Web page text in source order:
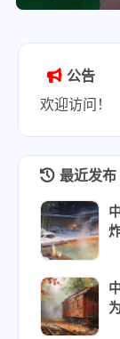
公告
欢迎访问！
最近发布